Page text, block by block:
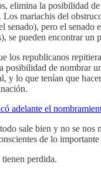
elimina la posibilidad
Los mariachis del
senado), pero el
se pueden encontrar un
los republicanos
posibilidad de nombrar
y lo que tenían que
adelante el
sale bien y no se nos
de lo
perdida.